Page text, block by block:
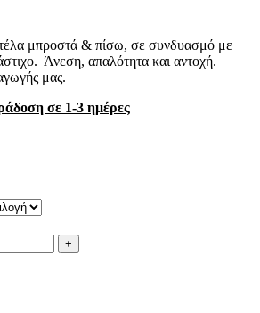
μπροστά & πίσω, σε συνδυασμό με
Άνεση, απαλότητα και αντοχή.
μας.
σε 1-3 ημέρες